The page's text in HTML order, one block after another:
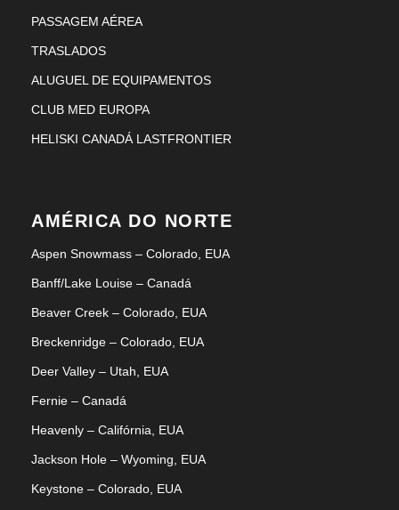
PASSAGEM AÉREA
TRASLADOS
ALUGUEL DE EQUIPAMENTOS
CLUB MED EUROPA
HELISKI CANADÁ LASTFRONTIER
AMÉRICA DO NORTE
Aspen Snowmass – Colorado, EUA
Banff/Lake Louise – Canadá
Beaver Creek – Colorado, EUA
Breckenridge – Colorado, EUA
Deer Valley – Utah, EUA
Fernie – Canadá
Heavenly – Califórnia, EUA
Jackson Hole – Wyoming, EUA
Keystone – Colorado, EUA